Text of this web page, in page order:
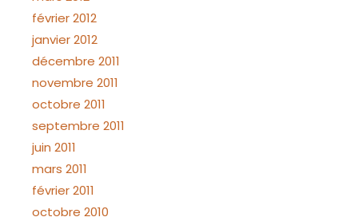
février 2012
janvier 2012
décembre 2011
novembre 2011
octobre 2011
septembre 2011
juin 2011
mars 2011
février 2011
octobre 2010